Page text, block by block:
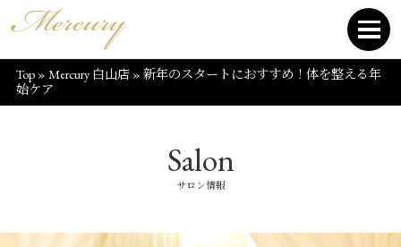
Top» Mercury 白山店» 新年のスタートにおすすめ！体を整える年
始ケア
Salon
サロン情報